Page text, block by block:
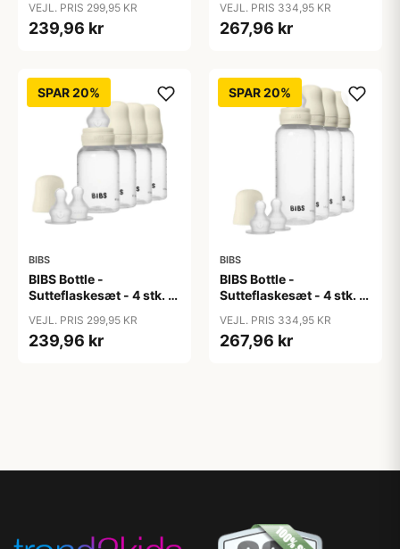
150ml - Ivory
VEJL. PRIS 299,95 KR
239,96 kr
270ml - Ivory
VEJL. PRIS 334,95 KR
267,96 kr
SPAR 20%
BIBS
BIBS Bottle -
Sutteflaskesæt - 4 stk. -
- Ivory
VEJL. PRIS 299,95 KR
239,96 kr
SPAR 20%
BIBS
BIBS Bottle -
Sutteflaskesæt - 4 stk. -
270ml - Ivory
VEJL. PRIS 334,95 KR
267,96 kr